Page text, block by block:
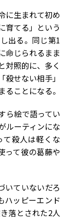
に生まれて初め
育てる」という
出る。同じ第1
命じられるまま
対照的に、多く
せない相手」
ことになる。
ら絵で語ってい
ルーティンにな
て殺人は軽くな
って彼の葛藤や
いていないだろ
ハッピーエンド
落とされた2人